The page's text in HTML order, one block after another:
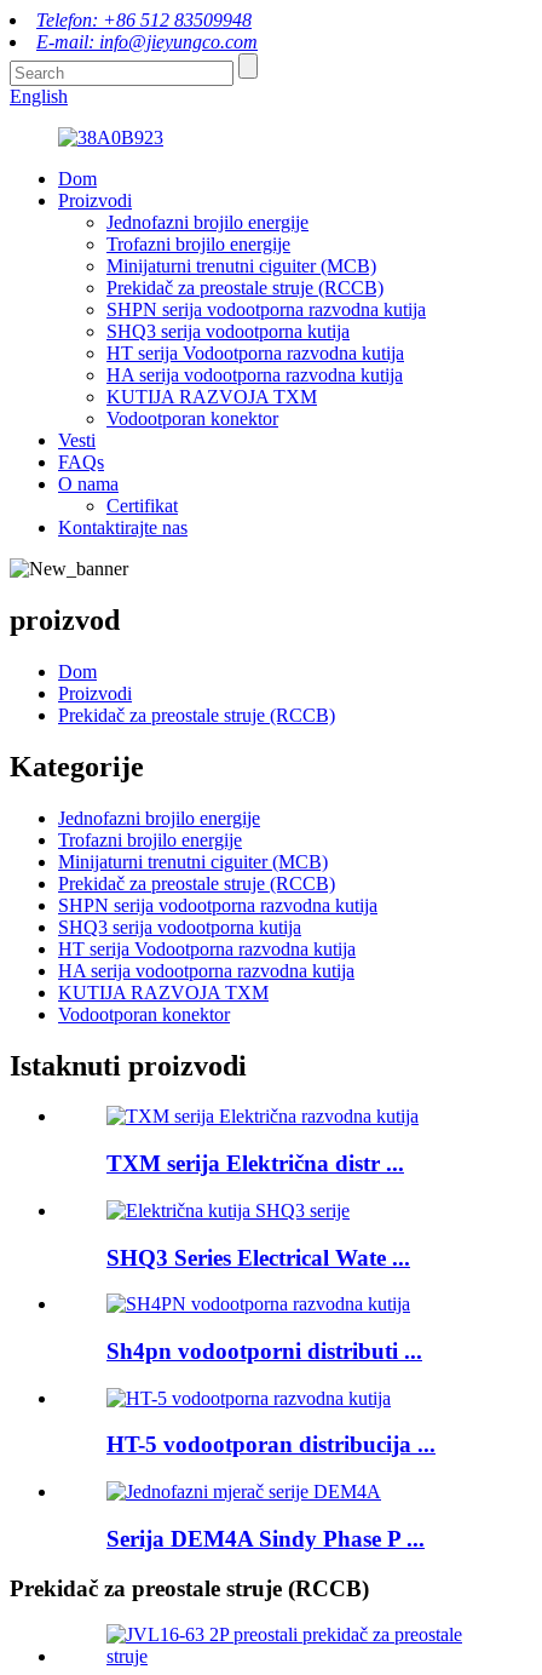
Telefon: +86 512 83509948
E-mail: info@jieyungco.com
English
Dom
Proizvodi
Jednofazni brojilo energije
Trofazni brojilo energije
Minijaturni trenutni ciguiter (MCB)
Prekidač za preostale struje (RCCB)
SHPN serija vodootporna razvodna kutija
SHQ3 serija vodootporna kutija
HT serija Vodootporna razvodna kutija
HA serija vodootporna razvodna kutija
KUTIJA RAZVOJA TXM
Vodootporan konektor
Vesti
FAQs
O nama
Certifikat
Kontaktirajte nas
proizvod
Dom
Proizvodi
Prekidač za preostale struje (RCCB)
Kategorije
Jednofazni brojilo energije
Trofazni brojilo energije
Minijaturni trenutni ciguiter (MCB)
Prekidač za preostale struje (RCCB)
SHPN serija vodootporna razvodna kutija
SHQ3 serija vodootporna kutija
HT serija Vodootporna razvodna kutija
HA serija vodootporna razvodna kutija
KUTIJA RAZVOJA TXM
Vodootporan konektor
Istaknuti proizvodi
TXM serija Električna distr ...
SHQ3 Series Electrical Wate ...
Sh4pn vodootporni distributi ...
HT-5 vodootporan distribucija ...
Serija DEM4A Sindy Phase P ...
Prekidač za preostale struje (RCCB)